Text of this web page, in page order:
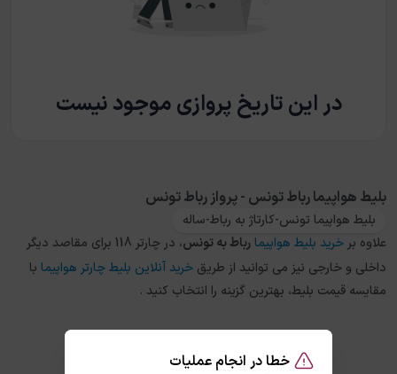
خطا در انجام عملیات
در این تاریخ پروازی موجود نیست
بلیط هواپیما رباط تونس - پرواز رباط تونس
بلیط هواپیما تونس-کارتاژ به رباط-ساله
علاوه بر خرید بلیط هواپیما رباطبهتونس
، در چارتر 118 برای مقاصد دیگر
داخلی و خارجی نیز می توانید از طریق خرید آنلاین بلیط چارتر هواپیما با
مقایسه قیمت بلیط، بهترین گزینه را انتخاب کنید .